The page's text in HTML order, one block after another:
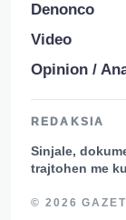
Denonco
Video
Opinion /
REDAKSIA
Sinjale,
trajtohen me
© 2026